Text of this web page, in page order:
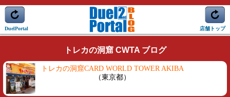
DuelPortal 店舗トップ
トレカの洞窟 CWTA ブログ
トレカの洞窟CARD WORLD TOWER AKIBA
（東京都）